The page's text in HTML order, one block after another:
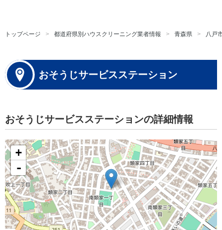
トップページ 都道府県別ハウスクリーニング業者情報 青森県 八戸
おそうじサービスステーション
おそうじサービスステーションの詳細情報
+
-